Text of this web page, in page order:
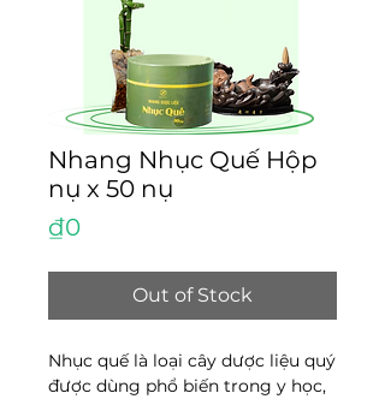
Nhang Nhục Quế Hộp
nụ x 50 nụ
₫0Price
Out of Stock
Nhục quế là loại cây dược liệu quý
được dùng phổ biến trong y học,